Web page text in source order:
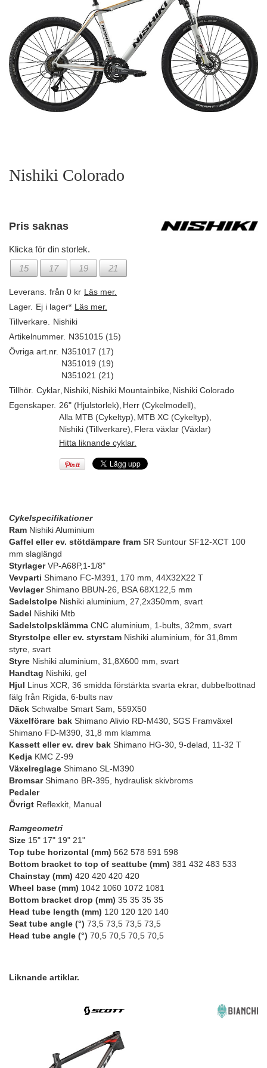
Nishiki Colorado
Pris saknas
Klicka för din storlek.
15
17 19 21
Leverans. från 0 kr Läs mer.
Lager. Ej i lager* Läs mer.
Tillverkare.
Nishiki
Artikelnummer. N351015 (15)
Övriga art.nr. N351017 (17)
N351019 (19)
N351021 (21)
Tillhör. Cyklar Nishiki Nishiki Mountainbike Nishiki Colorado
Egenskaper. 26" (Hjulstorlek) Herr (Cykelmodell)
Alla MTB (Cykeltyp) MTB XC (Cykeltyp)
Nishiki (Tillverkare) Flera växlar (Växlar)
Hitta liknande cyklar.
Cykelspecifikationer
Ram Nishiki Aluminium
Gaffel eller ev. stötdämpare fram SR Suntour SF12-XCT 100
mm slaglängd
StyrlagerVP-A68P,1-1/8"
Vevparti Shimano FC-M391, 170 mm, 44X32X22 T
VevlagerShimano BBUN-26, BSA 68X122,5 mm
Sadelstolpe Nishiki aluminium, 27,2x350mm, svart
Sadel Nishiki Mtb
Sadelstolpsklämma CNC aluminium, 1-bults, 32mm, svart
Styrstolpe eller ev. styrstam Nishiki aluminium, för 31,8mm
styre, svart
Styre Nishiki aluminium, 31,8X600 mm, svart
Handtag Nishiki, gel
Hjul Linus XCR, 36 smidda förstärkta svarta ekrar, dubbelbottnad
fälg från Rigida, 6-bults nav
Däck Schwalbe Smart Sam, 559X50
Växelförare bak Shimano Alivio RD-M430, SGS Framväxel
Shimano FD-M390, 31,8 mm klamma
Kassett eller ev. drev bak Shimano HG-30, 9-delad, 11-32 T
Kedja KMC Z-99
Växelreglage Shimano SL-M390
BromsarShimano BR-395, hydraulisk skivbroms
Pedaler
Övrigt Reflexkit, Manual
Ramgeometri
Size 15" 17" 19" 21"
Top tube horizontal (mm) 562 578 591 598
Bottom bracket to top of seattube (mm) 381 432 483 533
Chainstay (mm) 420 420 420 420
Wheel base (mm) 1042 1060 1072 1081
Bottom bracket drop (mm) 35 35 35 35
Head tube length (mm) 120 120 120 140
Seat tube angle (°) 73,5 73,5 73,5 73,5
Head tube angle (°) 70,5 70,5 70,5 70,5
Liknande artiklar.